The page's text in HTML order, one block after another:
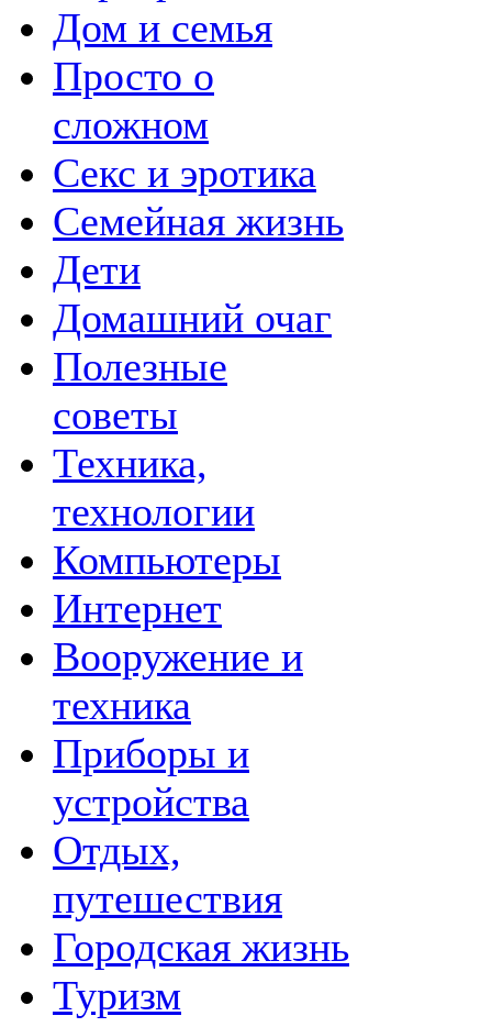
Дом и семья
Просто о
сложном
Секс и эротика
Семейная жизнь
Дети
Домашний очаг
Полезные
советы
Техника,
технологии
Компьютеры
Интернет
Вооружение и
техника
Приборы и
устройства
Отдых,
путешествия
Городская жизнь
Туризм